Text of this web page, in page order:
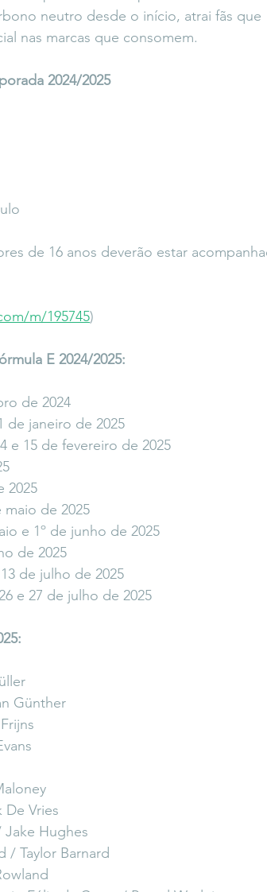
neutro desde o início, atrai fãs que
nas marcas que consomem.
2024/2025
de 16 anos deverão estar
m/195745)
E 2024/2025:
de 2024
de janeiro de 2025
e 15 de fevereiro de 2025
2025
maio de 2025
e 1º de junho de 2025
de 2025
de julho de 2025
e 27 de julho de 2025
Günther
De Vries
Jake Hughes
/ Taylor Barnard